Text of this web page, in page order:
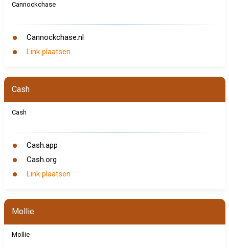
Cannockchase
Cannockchase.nl
Link plaatsen
Cash
Cash
Cash.app
Cash.org
Link plaatsen
Mollie
Mollie